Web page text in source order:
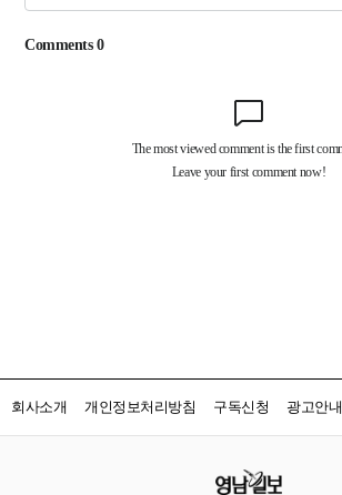
회사소개 개인정보처리방침 구독신청 광고안내